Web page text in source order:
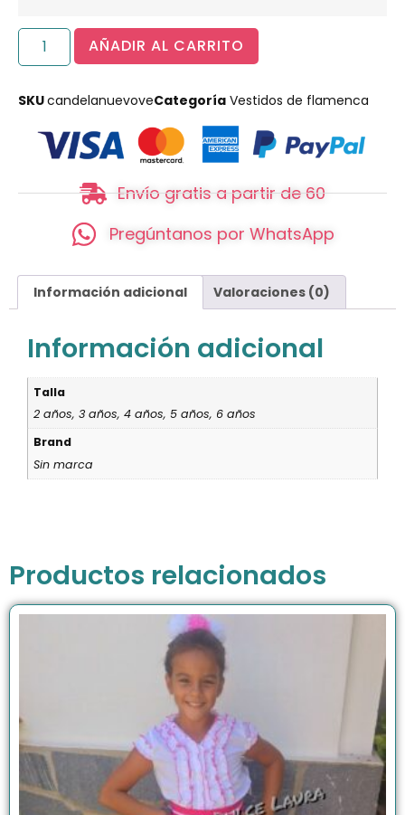
AÑADIR AL CARRITO
SKUcandelanuevoveCategoría Vestidos de flamenca
Envío gratis a partir de 60
Pregúntanos por WhatsApp
Información adicional Valoraciones (0)
Información adicional
Talla
2 años, 3 años, 4 años, 5 años, 6 años
Brand
Sin marca
Productos relacionados